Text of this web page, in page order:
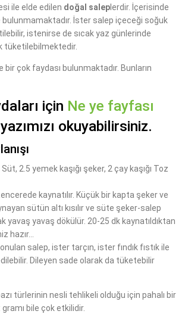
ile elde edilen doğal saleplerdir. İçerisinde
bulunmamaktadır. İster salep içeceği soğuk
istenirse de sıcak yaz günlerinde
tüketilebilmektedir.
bir çok faydası bulunmaktadır. Bunların
için Ne ye fayfası
yazımızı okuyabilirsiniz.
2.5 yemek kaşığı şeker, 2 çay kaşığı Toz
kaynatılır. Küçük bir kapta şeker ve
sütün altı kısılır ve süte şeker-salep
yavaş yavaş dökülür. 20-25 dk kaynatıldıktan
hazır...
salep, ister tarçın, ister fındık fıstık ile
Dileyen sade olarak da tüketebilir
türlerinin nesli tehlikeli olduğu için pahalı bir
bile çok etkilidir.